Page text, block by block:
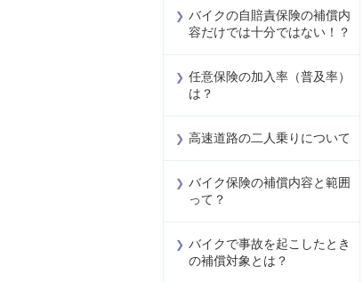
バイクの自賠責保険の補償内
容だけでは十分ではない！？
任意保険の加入率（普及率）
は？
高速道路の二人乗りについて
バイク保険の補償内容と範囲
って？
バイクで事故を起こしたとき
の補償対象とは？